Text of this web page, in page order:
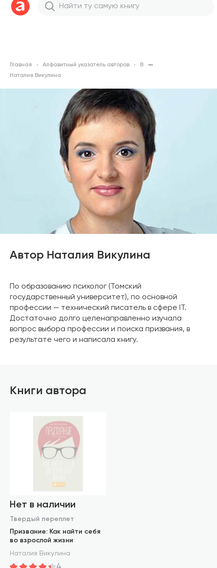
Главная Алфавитный указатель авторов
В
Наталия Викулина
Автор Наталия Викулина
По образованию психолог (Томский
государственный университет), по основной
профессии — технический писатель в сфере IT.
Достаточно долго целенаправленно изучала
вопрос выбора профессии и поиска призвания, в
результате чего и написала книгу.
Книги автора
Нет в наличии
Твердый переплет
Призвание: Как найти себя
во взрослой жизни
Наталия Викулина